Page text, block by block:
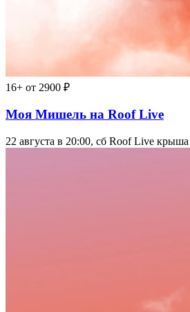
16+ от 2900 ₽
Моя Мишель на Roof Live
22 августа в 20:00, сб Roof Live